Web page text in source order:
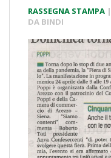
RASSEGNA STAMPA |
DA BINDI